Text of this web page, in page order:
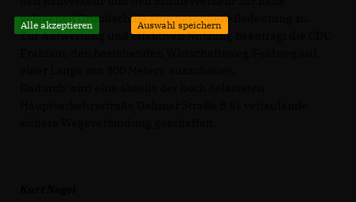
gelegenen Grundschule eine besondere Bedeutung zu.
Zur Aufwertung und effektiven Nutzung beantragt die CDU-
Alle akzeptieren Auswahl speichern